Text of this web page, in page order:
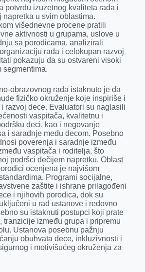
e
n
p
potvrdu izuzetnog kvaliteta rada i
napretka u svim oblastima.
višednevne procene pratili
aktivnosti u grupama, uslove u
sa porodicama, analizirali
rada i celokupan razvoj
pokazuju da su ostvareni visoki
segmentima.
obrazovnog rada istaknuto je da
fizičko okruženje koje inspiriše i
razvoj dece. Evaluatori su naglasili
vaspitača, kvalitetnu i
deci, kao i negovanje
i saradnje među decom. Posebno
poverenja i saradnje između
vaspitača i roditelja, što
podršci dečijem napretku. Oblast
ocenjena je najvišom
Programi socijalne,
zaštite i ishrane prilagođeni
i njihovih porodica, dok su
u rad ustanove i redovno
su istaknuti postupci koji prate
tranzicije između grupa i pripremu
Ustanova posebnu pažnju
obuhvata dece, inkluzivnosti i
i motivišućeg okruženja za